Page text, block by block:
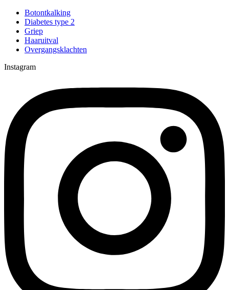
Botontkalking
Diabetes type 2
Griep
Haaruitval
Overgangsklachten
Instagram